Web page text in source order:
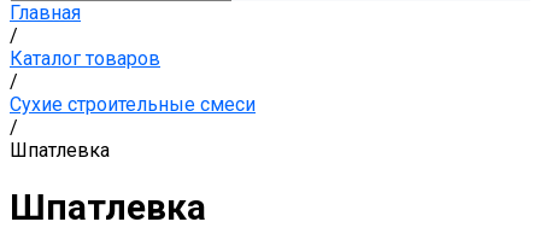
Главная
/
Каталог товаров
/
Сухие строительные смеси
/
Шпатлевка
Шпатлевка